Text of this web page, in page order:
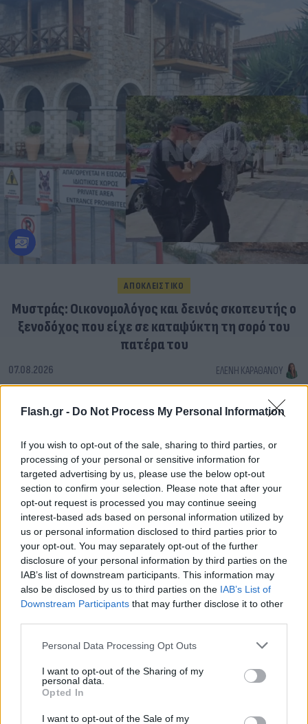
Flash.gr - Do Not Process My Personal Information
If you wish to opt-out of the sale, sharing to third parties, or
processing of your personal or sensitive information for
targeted advertising by us, please use the below opt-out
section to confirm your selection. Please note that after your
opt-out request is processed you may continue seeing
interest-based ads based on personal information utilized by
us or personal information disclosed to third parties prior to
your opt-out. You may separately opt-out of the further
disclosure of your personal information by third parties on the
IAB’s list of downstream participants. This information may
also be disclosed by us to third parties on the IAB’s List of
Downstream Participants that may further disclose it to other
Please note that this website/app uses one or more Google
not limited to your visit or usage behaviour. You may click to
grant or deny consent to Google and its third-party tags to
use your data for below specified purposes in below Google
consent section.
Personal Data Processing Opt Outs
I want to opt-out of the Sharing of my
personal data.
Opted In
I want to opt-out of the Sale of my
ΑΠΟΚΛΕΙΣΤΙΚΟ
Μυστράς: Οικονομολόγος και δεινός σκοπευτής ο
ξενοδόχος που είχε σε καταψύκτη τη σορό του
πατέρα του
07.08.2026 ΕΛΈΝΗ ΚΑΡΑΘΆΝΟΥ